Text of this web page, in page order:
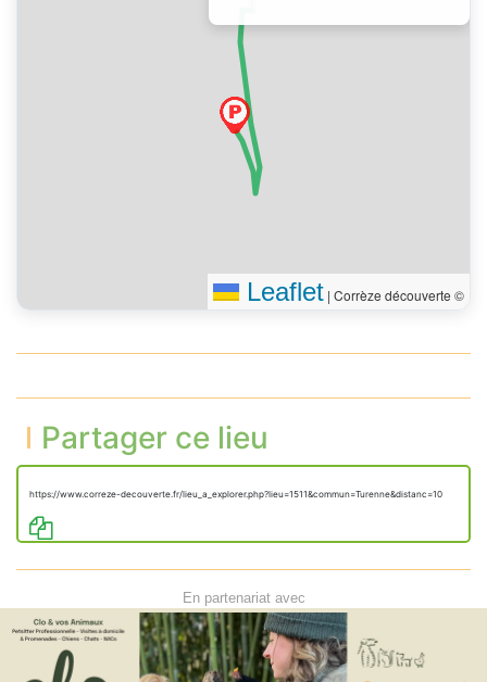
Leaflet | Corrèze découverte ©
Partager ce lieu
https://www.correze-decouverte.fr/lieu_a_explorer.php?lieu=1511&commun=Turenne&distanc=10
En partenariat avec